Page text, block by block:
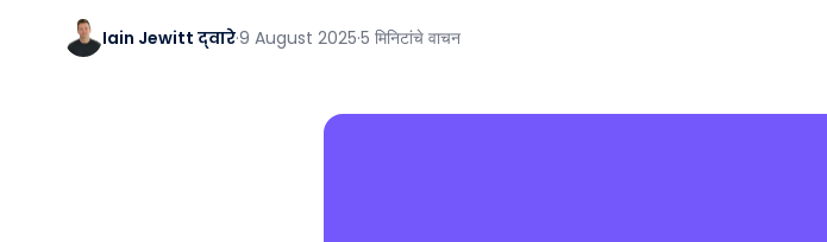
Iain Jewitt द्वारे·9 August 2025·5 मिनिटांचे वाचन